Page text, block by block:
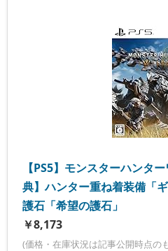
【PS5】モンスターハンタ
典】ハンター重ね着装備「
護石「希望の護石」
￥8,173
(価格・在庫状況は記事公開時点の